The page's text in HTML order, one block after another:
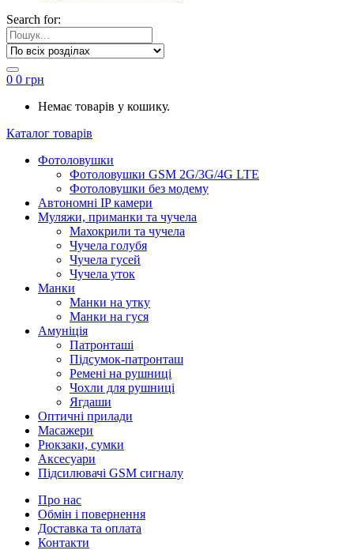
Search for:
0 0 грн
Немає товарів у кошику.
Каталог товарів
Фотоловушки
Фотоловушки GSM 2G/3G/4G LTE
Фотоловушки без модему
Автономні IP камери
Муляжи, приманки та чучела
Махокрили та чучела
Чучела голубя
Чучела гусей
Чучела уток
Манки
Манки на утку
Манки на гуся
Амуніція
Патронташі
Підсумок-патронташ
Ремені на рушниці
Чохли для рушниці
Ягдаши
Оптичні прилади
Масажери
Рюкзаки, сумки
Аксесуари
Підсилювачі GSM сигналу
Про нас
Обмін і повернення
Доставка та оплата
Контакти